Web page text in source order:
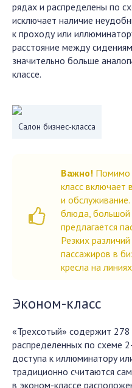
рядах и распределены по
исключает наличие
к проходу или
расстояние между
значительно больше
классе.
Салон бизнес-класса
Важно! Помимо
класс включает
и
блюда, большой
предлагается
Резких
пассажиров в
кресла на
Эконом-класс
«Трехсотый» содержит 278
распределенных по схеме
доступа к иллюминатору
традиционно считаются
в эконом-классе